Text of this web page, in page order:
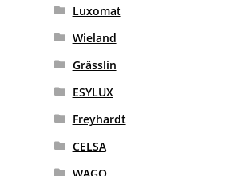
Luxomat
Wieland
Grässlin
ESYLUX
Freyhardt
CELSA